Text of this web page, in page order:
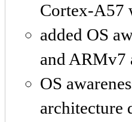
Cortex-A57
added OS
and ARMv7
OS
architecture